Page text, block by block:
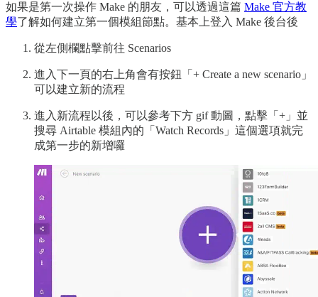
如果是第一次操作 Make 的朋友，可以透過這篇 Make 官方教
學了解如何建立第一個模組節點。基本上登入 Make 後台後
從左側欄點擊前往 Scenarios
進入下一頁的右上角會有按鈕「+ Create a new scenario」
可以建立新的流程
進入新流程以後，可以參考下方 gif 動圖，點擊「+」並
搜尋 Airtable 模組內的「Watch Records」這個選項就完
成第一步的新增囉